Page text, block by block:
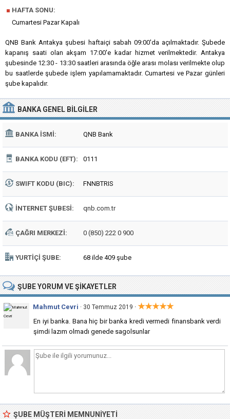
■ HAFTA SONU:
Cumartesi Pazar Kapalı
QNB Bank Antakya şubesi haftaiçi sabah 09:00'da açılmaktadır. Şubede
kapanış saati olan akşam 17:00'e kadar hizmet verilmektedir. Antakya
şubesinde 12:30 - 13:30 saatleri arasında öğle arası molası verilmekte olup
bu saatlerde şubede işlem yapılamamaktadır. Cumartesi ve Pazar günleri
şube kapalıdır.
BANKA GENEL BILGILER
BANKA İSMI: QNB Bank
BANKA KODU (EFT): 0111
SWIFT KODU (BIC): FNNBTRIS
İNTERNET ŞUBESI: qnb.com.tr
ÇAĞRI MERKEZI: 0 (850) 222 0 900
YURTIÇI ŞUBE: 68 ilde 409 şube
ŞUBEYORUM VE ŞIKAYETLER
Mahmut Cevri · 30 Temmuz 2019 · ★★★★★
En iyi banka. Bana hiç bir banka kredi vermedi finansbank verdi
şimdi lazım olmadı genede sagolsunlar
ŞUBE MÜŞTERI MEMNUNIYETI